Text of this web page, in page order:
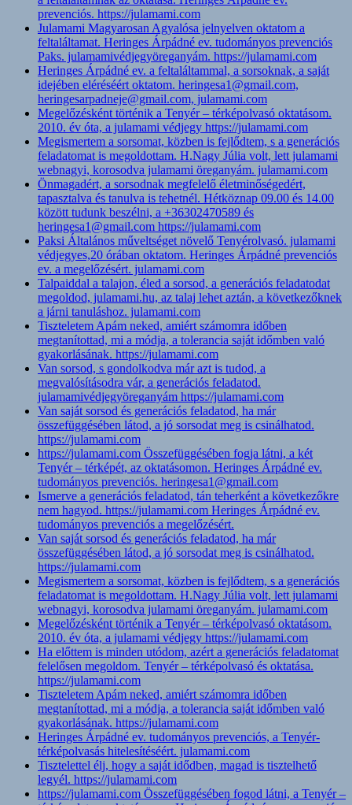
prevenciós. https://julamami.com
Julamami Magyarosan Agyalósa jelnyelven oktatom a
feltaláltamat. Heringes Árpádné ev. tudományos prevenciós
Paks. julamamivédjegyöreganyám. https://julamami.com
Heringes Árpádné ev. a feltaláltammal, a sorsoknak, a saját
idejében eléréséért oktatom. heringesa1@gmail.com,
heringesarpadneje@gmail.com, julamami.com
Megelőzésként történik a Tenyér – térképolvasó oktatásom.
2010. év óta, a julamami védjegy https://julamami.com
Megismertem a sorsomat, közben is fejlődtem, s a generációs
feladatomat is megoldottam. H.Nagy Júlia volt, lett julamami
webnagyi, korosodva julamami öreganyám. julamami.com
Önmagadért, a sorsodnak megfelelő életminőségedért,
tapasztalva és tanulva is tehetnél. Hétköznap 09.00 és 14.00
között tudunk beszélni, a +36302470589 és
heringesa1@gmail.com https://julamami.com
Paksi Általános műveltséget növelő Tenyérolvasó. julamami
védjegyes,20 órában oktatom. Heringes Árpádné prevenciós
ev. a megelőzésért. julamami.com
Talpaiddal a talajon, éled a sorsod, a generációs feladatodat
megoldod, julamami.hu, az talaj lehet aztán, a következőknek
a járni tanuláshoz. julamami.com
Tiszteletem Apám neked, amiért számomra időben
megtanítottad, mi a módja, a tolerancia saját időmben való
gyakorlásának. https://julamami.com
Van sorsod, s gondolkodva már azt is tudod, a
megvalósításodra vár, a generációs feladatod.
julamamivédjegyöreganyám https://julamami.com
Van saját sorsod és generációs feladatod, ha már
összefüggésében látod, a jó sorsodat meg is csinálhatod.
https://julamami.com
https://julamami.com Összefüggésében fogja látni, a két
Tenyér – térképét, az oktatásomon. Heringes Árpádné ev.
tudományos prevenciós. heringesa1@gmail.com
Ismerve a generációs feladatod, tán teherként a következőkre
nem hagyod. https://julamami.com Heringes Árpádné ev.
tudományos prevenciós a megelőzésért.
Van saját sorsod és generációs feladatod, ha már
összefüggésében látod, a jó sorsodat meg is csinálhatod.
https://julamami.com
Megismertem a sorsomat, közben is fejlődtem, s a generációs
feladatomat is megoldottam. H.Nagy Júlia volt, lett julamami
webnagyi, korosodva julamami öreganyám. julamami.com
Megelőzésként történik a Tenyér – térképolvasó oktatásom.
2010. év óta, a julamami védjegy https://julamami.com
Ha előttem is minden utódom, azért a generációs feladatomat
felelősen megoldom. Tenyér – térképolvasó és oktatása.
https://julamami.com
Tiszteletem Apám neked, amiért számomra időben
megtanítottad, mi a módja, a tolerancia saját időmben való
gyakorlásának. https://julamami.com
Heringes Árpádné ev. tudományos prevenciós, a Tenyér-
térképolvasás hitelesítéséért. julamami.com
Tisztelettel élj, hogy a saját idődben, magad is tisztelhető
legyél. https://julamami.com
https://julamami.com Összefüggésében fogod látni, a Tenyér –